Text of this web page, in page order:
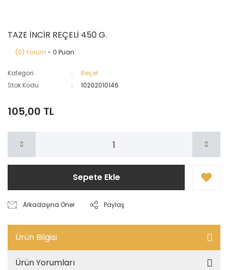
TAZE İNCİR REÇELİ 450 G.
(0) Yorum - 0 Puan
Kategori
Reçel
Stok Kodu
10202010146
105,00 TL
Sepete Ekle
Arkadaşına Öner Paylaş
Ürün Bilgisi
Ürün Yorumları